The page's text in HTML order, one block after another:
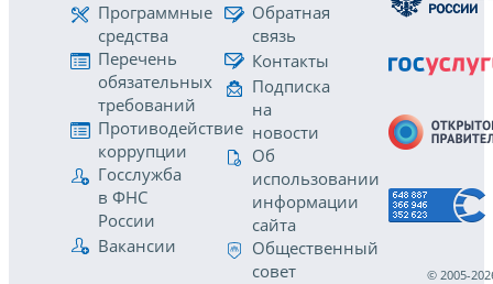
Программные
средства
Перечень
обязательных
требований
Противодействие
коррупции
Госслужба
в ФНС
России
Вакансии
Обратная
связь
Контакты
Подписка
на
новости
Об
использовании
информации
сайта
Общественный
совет
© 2005-